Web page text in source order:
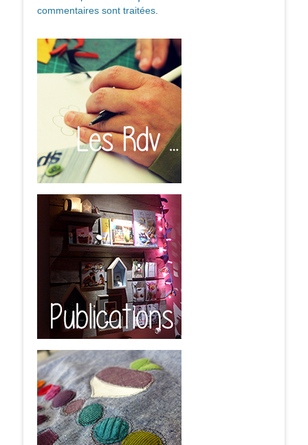
commentaires sont traitées